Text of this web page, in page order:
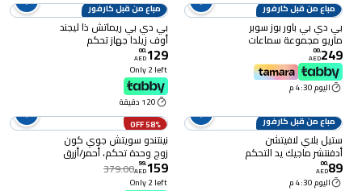
مباع من قبل كارفور
بي دي بي باور بوز سوبر
ماريو مجموعة سماعات
رأس سلكية ووحدة تحكم
لجهاز نينتندو سويتش -
متعدد الألوان
249
.
00
AED
اليوم 4:30 م
مباع من قبل كارفور
بي دي بي ريماتش ذا ليجند
أوف زيلدا جهاز تحكم
لاسلكي يضيء في الظلام
لنينتندو سويتش بطل لينك
129
.
00
AED
Only 2 left
120 دقيقة
مباع من قبل كارفور
ستيل بلاي لافيتشن
أدفنتشر ماجيك يد التحكم
لاسلكية لجهاز نينتندو
سويتش - بني وبنفسجي-
89
.
00
AED
اليوم 4:30 م
58% OFF
نينتندو سويتش جوي كون
زوج وحدة تحكم، أحمر/أزرق
نيون
159
.
99
AED
379.00
Only 2 left